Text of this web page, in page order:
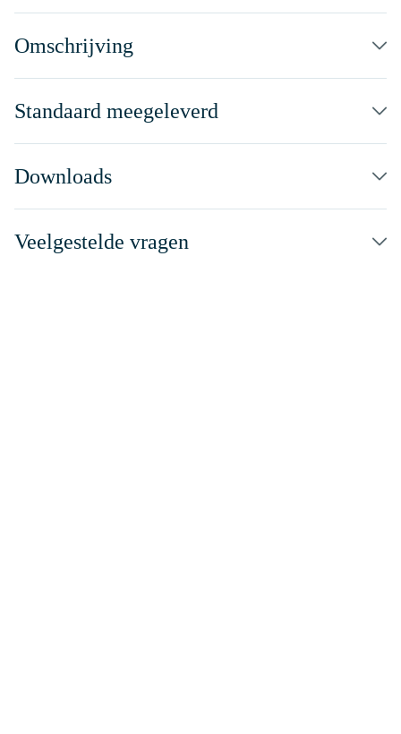
Omschrijving
Standaard meegeleverd
Downloads
Veelgestelde vragen